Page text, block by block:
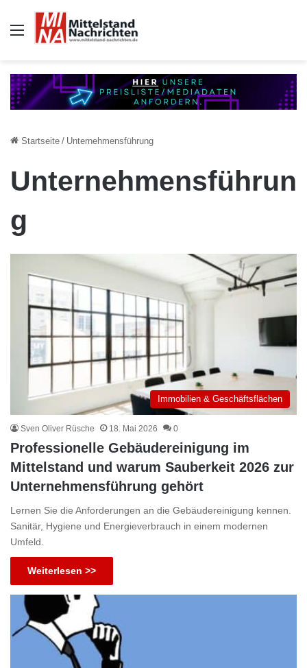
Auswahl
Startseite / Unternehmensführung
Unternehmensführun
g
Immobilien & Geschäftsflächen
Sven Oliver Rüsche 18. Mai 2026 0
Professionelle Gebäudereinigung im
Mittelstand und warum Sauberkeit 2026 zur
Unternehmensführung gehört
Lernen Sie die Anforderungen an die Gebäudereinigung kennen.
Sanitär, Hygiene und Energieverbrauch in einem modernen
Umfeld.
Weiterlesen >>